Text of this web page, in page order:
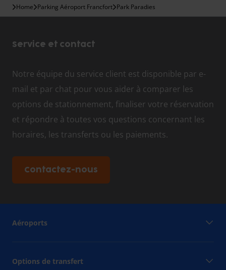
Home Parking Aéroport Francfort Park Paradies
Service et contact
Notre équipe du service client est disponible par e-
mail et par chat pour vous aider à comparer les
options de stationnement, finaliser votre réservation
et répondre à toutes vos questions concernant les
horaires, les transferts ou les paiements.
Contactez-nous
Aéroports
Options de transfert